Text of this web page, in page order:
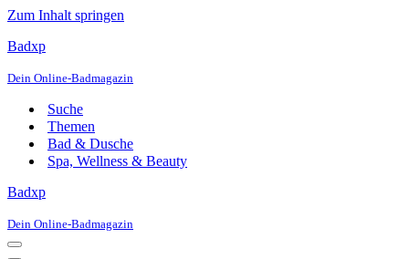
Zum Inhalt springen
Badxp
Dein Online-Badmagazin
Suche
Themen
Bad & Dusche
Spa, Wellness & Beauty
Badxp
Dein Online-Badmagazin
Navigationsmenü